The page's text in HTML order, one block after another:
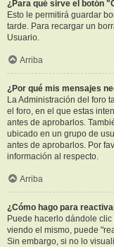
¿Para qué sirve el botón
Esto le permitirá guardar
tarde. Para recargar un
Usuario.
Arriba
¿Por qué mis mensajes
La Administración del foro
el foro, en el que estas
antes de aprobarlos.
ubicado en un grupo de
antes de aprobarlos. Por
información al respecto.
Arriba
¿Cómo hago para
Puede hacerlo dándole
viendo el mismo, puede
Sin embargo, si no lo